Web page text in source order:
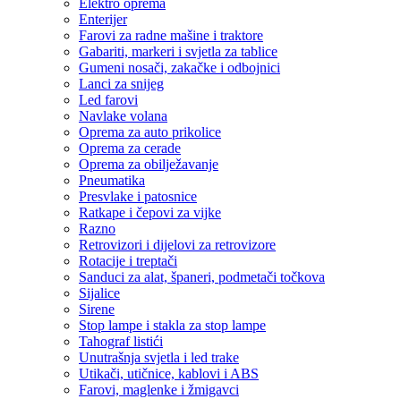
Elektro oprema
Enterijer
Farovi za radne mašine i traktore
Gabariti, markeri i svjetla za tablice
Gumeni nosači, zakačke i odbojnici
Lanci za snijeg
Led farovi
Navlake volana
Oprema za auto prikolice
Oprema za cerade
Oprema za obilježavanje
Pneumatika
Presvlake i patosnice
Ratkape i čepovi za vijke
Razno
Retrovizori i dijelovi za retrovizore
Rotacije i treptači
Sanduci za alat, španeri, podmetači točkova
Sijalice
Sirene
Stop lampe i stakla za stop lampe
Tahograf listići
Unutrašnja svjetla i led trake
Utikači, utičnice, kablovi i ABS
Farovi, maglenke i žmigavci